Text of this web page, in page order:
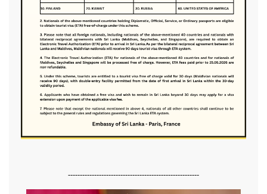
-------------------------------------------------------